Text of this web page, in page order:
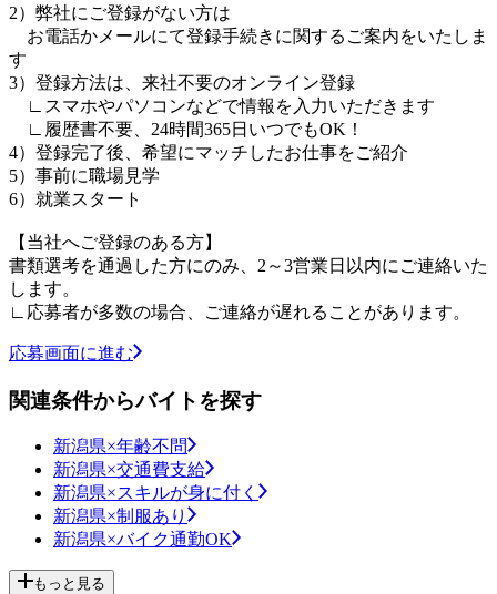
2）弊社にご登録がない方は
お電話かメールにて登録手続きに関するご案内をいたしま
す
3）登録方法は、来社不要のオンライン登録
∟スマホやパソコンなどで情報を入力いただきます
∟履歴書不要、24時間365日いつでもOK！
4）登録完了後、希望にマッチしたお仕事をご紹介
5）事前に職場見学
6）就業スタート
【当社へご登録のある方】
書類選考を通過した方にのみ、2～3営業日以内にご連絡いた
します。
∟応募者が多数の場合、ご連絡が遅れることがあります。
応募画面に進む
関連条件からバイトを探す
新潟県×年齢不問
新潟県×交通費支給
新潟県×スキルが身に付く
新潟県×制服あり
新潟県×バイク通勤OK
もっと見る